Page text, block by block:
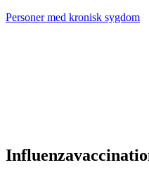
Personer med kronisk sygdom